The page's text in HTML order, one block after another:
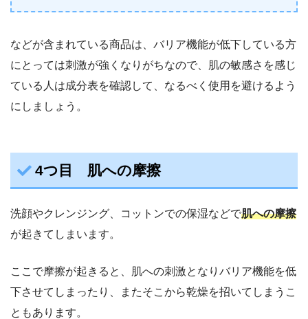
などが含まれている商品は、バリア機能が低下している方
にとっては刺激が強くなりがちなので、肌の敏感さを感じ
ている人は成分表を確認して、なるべく使用を避けるよう
にしましょう。
4つ目 肌への摩擦
洗顔やクレンジング、コットンでの保湿などで肌への摩擦
が起きてしまいます。
ここで摩擦が起きると、肌への刺激となりバリア機能を低
下させてしまったり、またそこから乾燥を招いてしまうこ
ともあります。